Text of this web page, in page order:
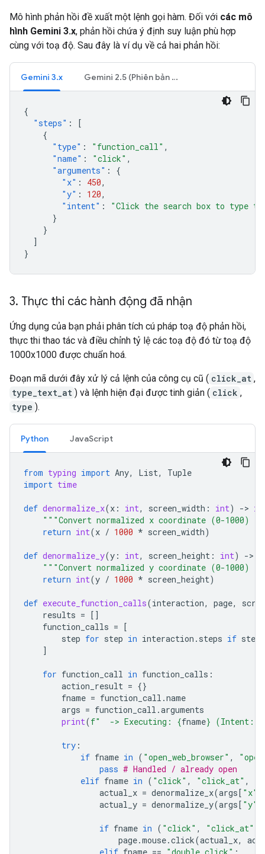
Mô hình phản hồi đề xuất một lệnh gọi hàm. Đối với các mô
hình Gemini 3.x, phản hồi chứa ý định suy luận phù hợp
cùng với toạ độ. Sau đây là ví dụ về cả hai phản hồi:
Gemini 3.x Gemini 2.5 (Phiên bản cũ)
{
"steps" :
[
{
"type" : "function_call" ,
"name" : "click" ,
"arguments" :
{
"x" : 450,
"y" : 120,
"intent" :
"Click the search box to type
}
}
]
}
3. Thực thi các hành động đã nhận
Ứng dụng của bạn phải phân tích cú pháp toạ độ phản hồi,
thực thi thao tác và điều chỉnh tỷ lệ các toạ độ đó từ toạ độ
1000x1000 được chuẩn hoá.
Đoạn mã dưới đây xử lý cả lệnh của công cụ cũ ( click_at ,
type_text_at ) và lệnh hiện đại được tinh giản ( click ,
type ).
Python JavaScript
from typing import Any, List,
Tuple
import time
def denormalize_x(x : int, screen_width : int) ->
"""Convert normalized x coordinate (0-1000)
return int(x / 1000 * screen_width)
def denormalize_y(y : int, screen_height : int) ->
"""Convert normalized y coordinate (0-1000)
return int(y / 1000 * screen_height)
def execute_function_calls(interaction, page,
results = []
function_calls = [
step for step in interaction . steps if step
]
for function_call in function_calls :
action_result = {}
fname = function_call .name
args = function_call .arguments
print(f"  -> Executing: {fname} (Intent:
try :
if fname in ( "open_web_browser" ,
pass # Handled / already open
elif fname in ( "click" , "click_at" ,
actual_x = denormalize_x(args[ "x"
actual_y = denormalize_y(args[ "y"
if fname in ( "click" , "click_at"
page.mouse.click(actual_x,